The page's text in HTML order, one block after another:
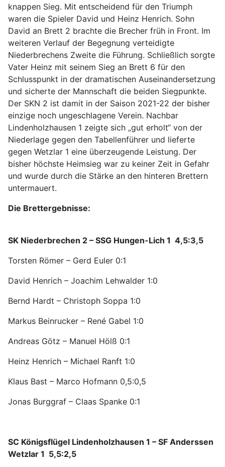
knappen Sieg. Mit entscheidend für den Triumph
waren die Spieler David und Heinz Henrich. Sohn
David an Brett 2 brachte die Brecher früh in Front. Im
weiteren Verlauf der Begegnung verteidigte
Niederbrechens Zweite die Führung. Schließlich sorgte
Vater Heinz mit seinem Sieg an Brett 6 für den
Schlusspunkt in der dramatischen Auseinandersetzung
und sicherte der Mannschaft die beiden Siegpunkte.
Der SKN 2 ist damit in der Saison 2021-22 der bisher
einzige noch ungeschlagene Verein. Nachbar
Lindenholzhausen 1 zeigte sich „gut erholt“ von der
Niederlage gegen den Tabellenführer und lieferte
gegen Wetzlar 1 eine überzeugende Leistung. Der
bisher höchste Heimsieg war zu keiner Zeit in Gefahr
und wurde durch die Stärke an den hinteren Brettern
untermauert.
Die Brettergebnisse:
SK Niederbrechen 2 – SSG Hungen-Lich 1 4,5:3,5
Torsten Römer – Gerd Euler 0:1
David Henrich – Joachim Lehwalder 1:0
Bernd Hardt – Christoph Soppa 1:0
Markus Beinrucker – René Gabel 1:0
Andreas Götz – Manuel Hölß 0:1
Heinz Henrich – Michael Ranft 1:0
Klaus Bast – Marco Hofmann 0,5:0,5
Jonas Burggraf – Claas Spanke 0:1
SC Königsflügel Lindenholzhausen 1 – SF Anderssen
Wetzlar 1 5,5:2,5